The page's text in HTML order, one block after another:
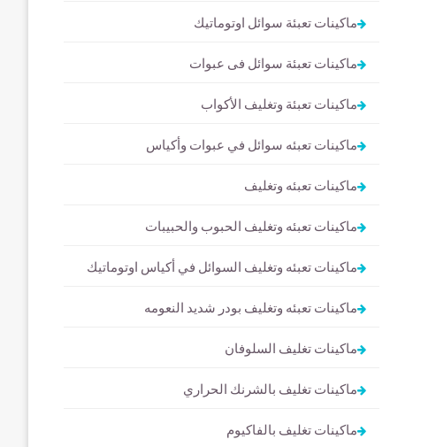
ماكينات تعبئة سوائل اوتوماتيك
ماكينات تعبئة سوائل فى عبوات
ماكينات تعبئة وتغليف الأكواب
ماكينات تعبئه سوائل في عبوات وأكياس
ماكينات تعبئه وتغليف
ماكينات تعبئه وتغليف الحبوب والحبيبات
ماكينات تعبئه وتغليف السوائل في أكياس اوتوماتيك
ماكينات تعبئه وتغليف بودر شديد النعومه
ماكينات تغليف السلوفان
ماكينات تغليف بالشرنك الحراري
ماكينات تغليف بالفاكيوم